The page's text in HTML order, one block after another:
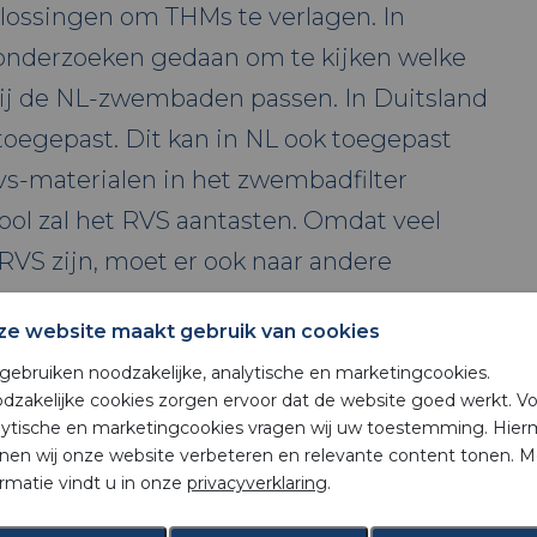
om THMs te verlagen. In
gedaan om te kijken welke
de NL-zwembaden passen. In Duitsland
Dit kan in NL ook toegepast
materialen in het zwembadfilter
zal het RVS aantasten. Omdat veel
zijn, moet er ook naar andere
Een veelbelovende techniek is
is een combinatie van UV-behandeling
ozon. De UV-behandeling kan zowel
lagedruk UV gedaan worden. Er zijn een
oxidatie in NL, echter is niet
installaties ontworpen moeten
website maakt gebruik van cookies
noodzakelijke, analytische en marketingcookies.
cookies zorgen ervoor dat de website goed werkt.
en marketingcookies vragen wij uw toestemming.
wij onze website verbeteren en relevante content tonen.
vindt u in onze privacyverklaring.